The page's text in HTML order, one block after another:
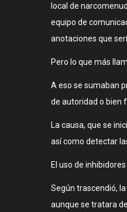
local de
equipo de
anotaciones que
Pero lo que más
A eso se sumaban
de autoridad o bien
La causa, que se
así como detectar
El uso de
Según trascendió,
aunque se tratara